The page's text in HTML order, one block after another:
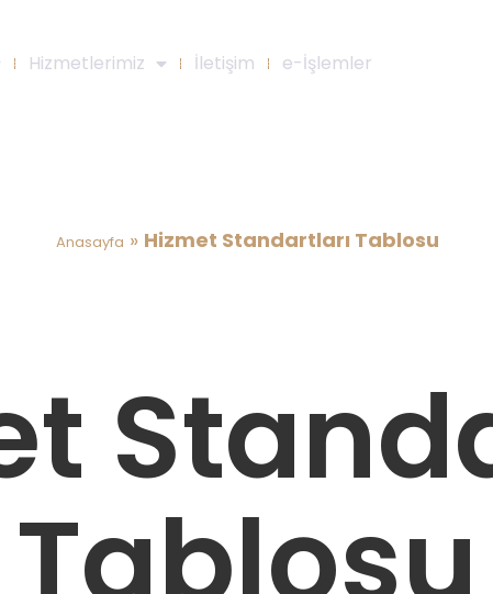
Hizmetlerimiz İletişim e-İşlemler
Anasayfa » Hizmet Standartları Tablosu